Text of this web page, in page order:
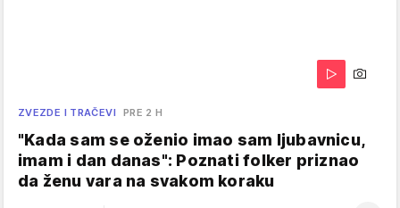
ZVEZDE I TRAČEVI PRE 2 H
"Kada sam se oženio imao sam ljubavnicu,
imam i dan danas": Poznati folker priznao
da ženu vara na svakom koraku